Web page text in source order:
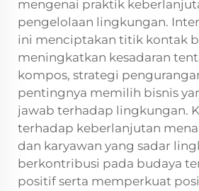
mengenai praktik
pengelolaan lingkungan.
ini menciptakan titik kontak
meningkatkan kesadaran
kompos, strategi
pentingnya memilih bisnis
jawab terhadap lingkungan.
terhadap keberlanjutan
dan karyawan yang sadar
berkontribusi pada budaya
positif serta memperkuat